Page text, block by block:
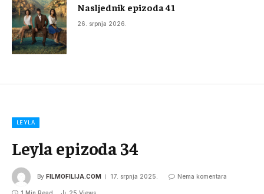
Nasljednik epizoda 41
26. srpnja 2026.
LEYLA
Leyla epizoda 34
By FILMOFILIJA.COM 17. srpnja 2025. Nema komentara